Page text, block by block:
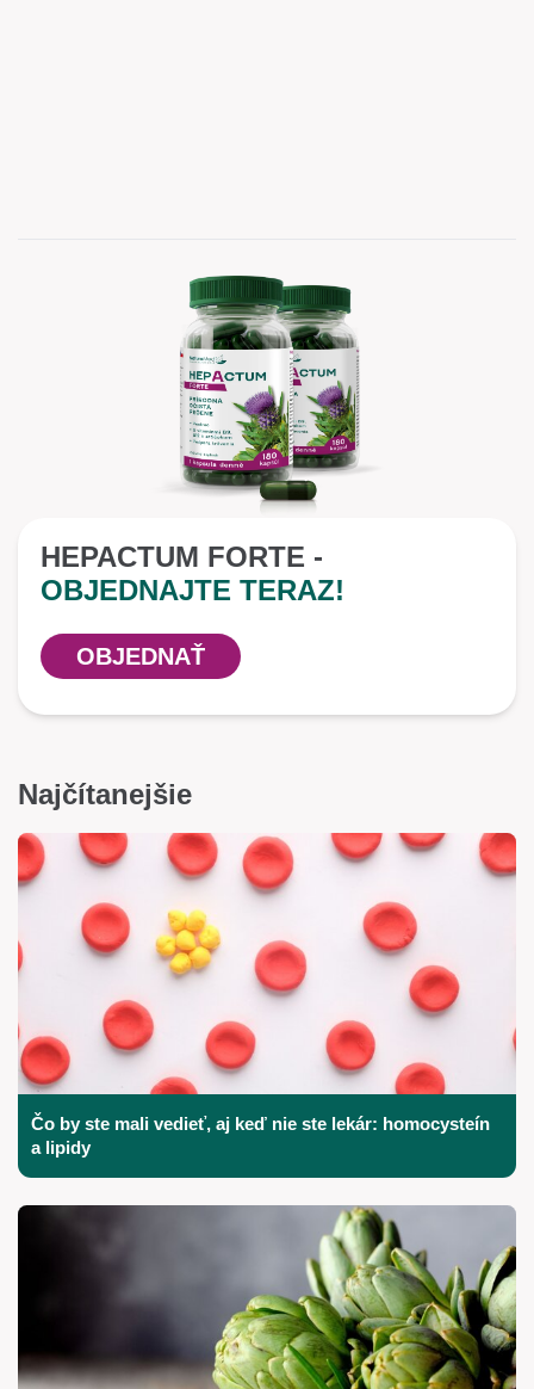
HEPACTUM FORTE -
OBJEDNAJTE TERAZ!
OBJEDNAŤ
Najčítanejšie
Čo by ste mali vedieť, aj keď nie ste lekár: homocysteín
a lipidy